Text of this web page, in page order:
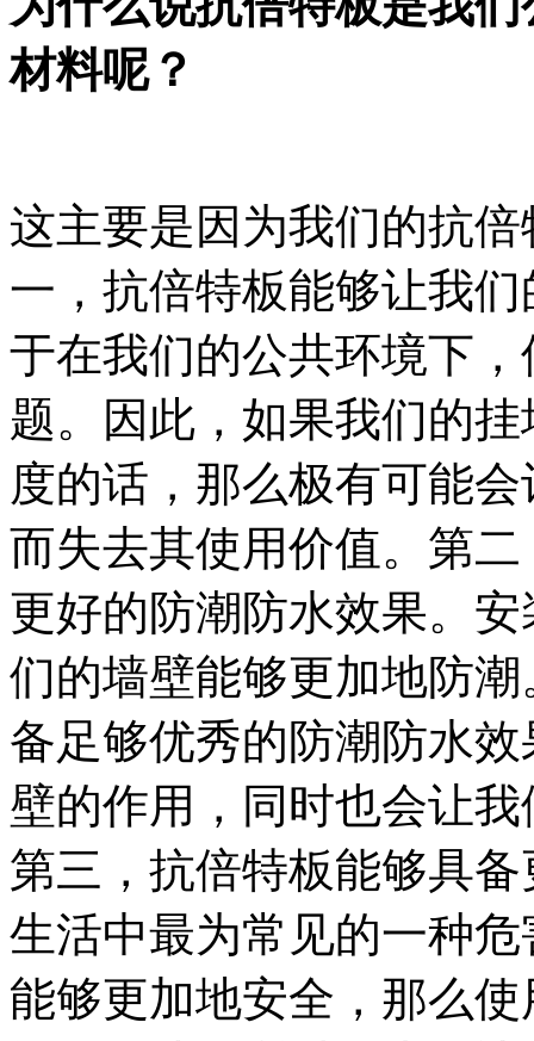
材料呢？
这主要是因为我们的抗
一，抗倍特板能够让我
于在我们的公共环境下
题。因此，如果我们的
度的话，那么极有可能
而失去其使用价值。第
更好的防潮防水效果。
们的墙壁能够更加地防
备足够优秀的防潮防水
壁的作用，同时也会让
第三，抗倍特板能够具
生活中最为常见的一种
能够更加地安全，那么